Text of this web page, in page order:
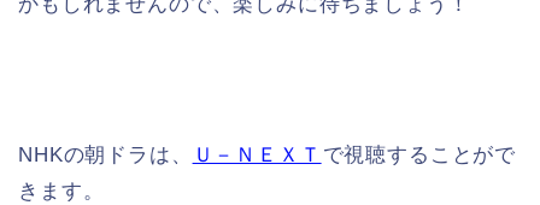
かもしれませんので、楽しみに待ちましょう！
NHKの朝ドラは、 Ｕ－ＮＥＸＴ で視聴することがで
きます。